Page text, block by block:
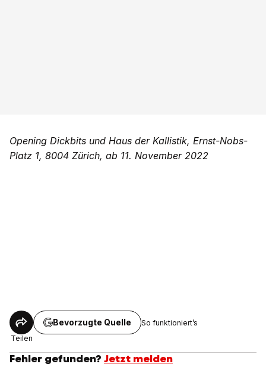
Opening Dickbits und Haus der Kallistik, Ernst-Nobs-
Platz 1, 8004 Zürich, ab 11. November 2022
Teilen
Bevorzugte Quelle So funktioniert’s
Fehler gefunden? Jetzt melden